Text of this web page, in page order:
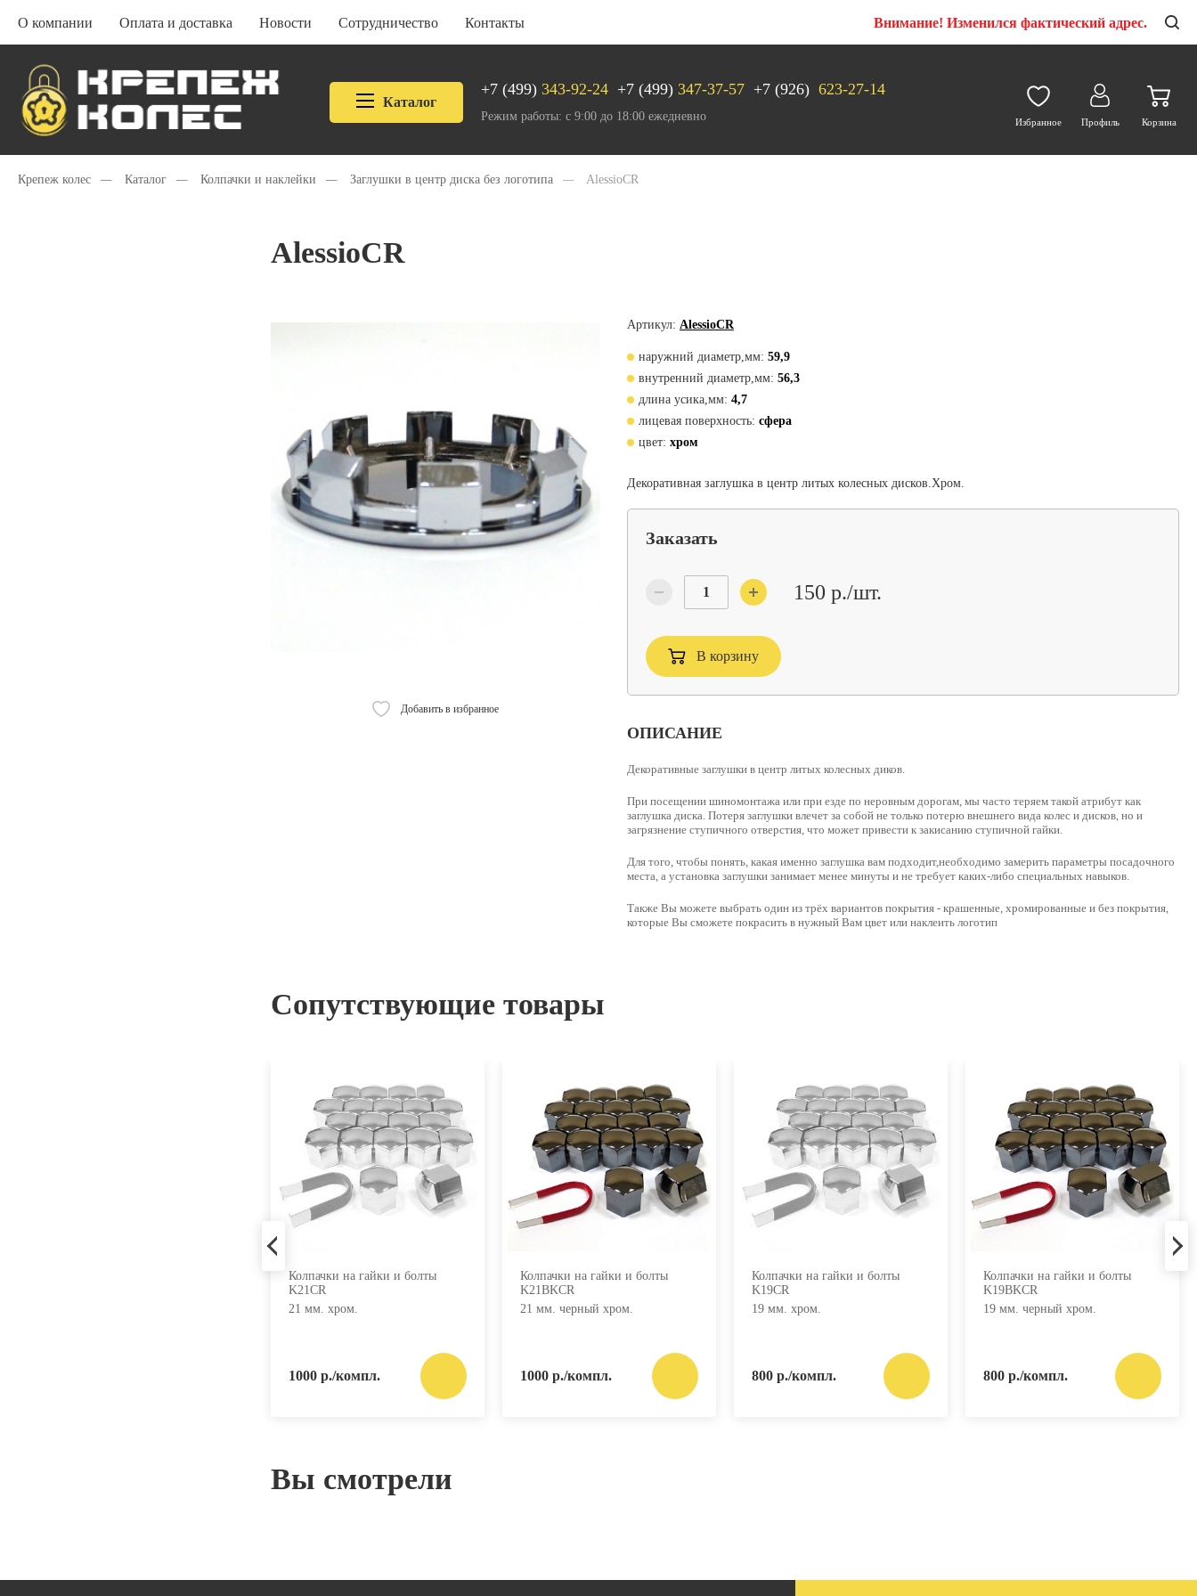
О компании Оплата и доставка Новости Сотрудничество Контакты Внимание! Изменился фактический адрес.
Каталог
+7 (499) 343-92-24 +7 (499) 347-37-57 +7 (926) 623-27-14
Режим работы: с 9:00 до 18:00 ежедневно Избранное Профиль Корзина
Крепеж колес — Каталог — Колпачки и наклейки — Заглушки в центр диска без логотипа — AlessioCR
AlessioCR
Добавить в избранное
Артикул: AlessioCR
наружний диаметр,мм: 59,9
внутренний диаметр,мм: 56,3
длина усика,мм: 4,7
лицевая поверхность: сфера
цвет: хром
Декоративная заглушка в центр литых колесных дисков.Хром.
Заказать
150 р./шт.
В корзину
ОПИСАНИЕ
Декоративные заглушки в центр литых колесных диков.
При посещении шиномонтажа или при езде по неровным дорогам, мы часто теряем такой атрибут как
заглушка диска. Потеря заглушки влечет за собой не только потерю внешнего вида колес и дисков, но и
загрязнение ступичного отверстия, что может привести к закисанию ступичной гайки.
Для того, чтобы понять, какая именно заглушка вам подходит,необходимо замерить параметры посадочного
места, а установка заглушки занимает менее минуты и не требует каких-либо специальных навыков.
Также Вы можете выбрать один из трёх вариантов покрытия - крашенные, хромированные и без покрытия,
которые Вы сможете покрасить в нужный Вам цвет или наклеить логотип
Сопутствующие товары
Колпачки на гайки и болты
K21CR
21 мм. хром.
1000 р./компл.
Колпачки на гайки и болты
K21BKCR
21 мм. черный хром.
1000 р./компл.
Колпачки на гайки и болты
K19CR
19 мм. хром.
800 р./компл.
Колпачки на гайки и болты
K19BKCR
19 мм. черный хром.
800 р./компл.
Вы смотрели